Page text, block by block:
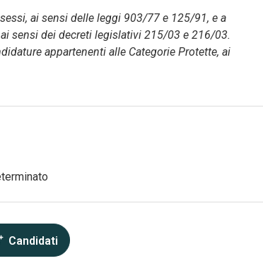
ai sensi delle leggi 903/77 e 125/91, e a
sensi dei decreti legislativi 215/03 e 216/03.
appartenenti alle Categorie Protette, ai
Candidati